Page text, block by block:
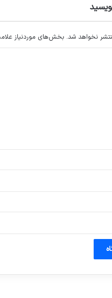
نخواهد شد. بخش‌های موردنیاز